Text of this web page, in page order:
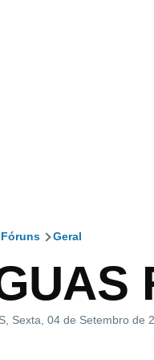
Fóruns Geral
, Sexta, 04 de Setembro de